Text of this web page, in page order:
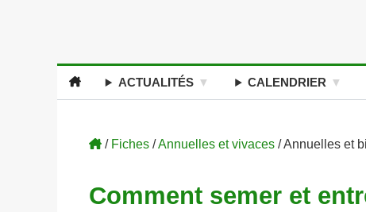
ACTUALITÉS CALENDRIER
/ Fiches /Annuelles et vivaces / Annuelles et
Comment semer et